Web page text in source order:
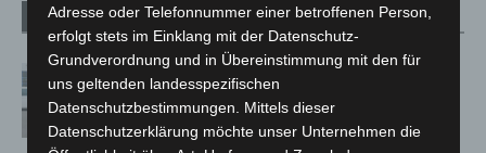
Verwandte Artikel Mehr vom Autor
Niedersachsen: Feuerwehrkräfte
kehren nach Waldbrandeinsatz aus
Spanien zurück
Adresse oder Telefonnummer einer betroffenen Person,
erfolgt stets im Einklang mit der Datenschutz-
Grundverordnung und in Übereinstimmung mit den für
uns geltenden landesspezifischen
Datenschutzbestimmungen. Mittels dieser
Datenschutzerklärung möchte unser Unternehmen die